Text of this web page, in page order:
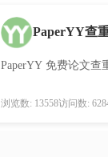
PaperYY查
PaperYY 免费论文查
浏览数: 13558访问数: